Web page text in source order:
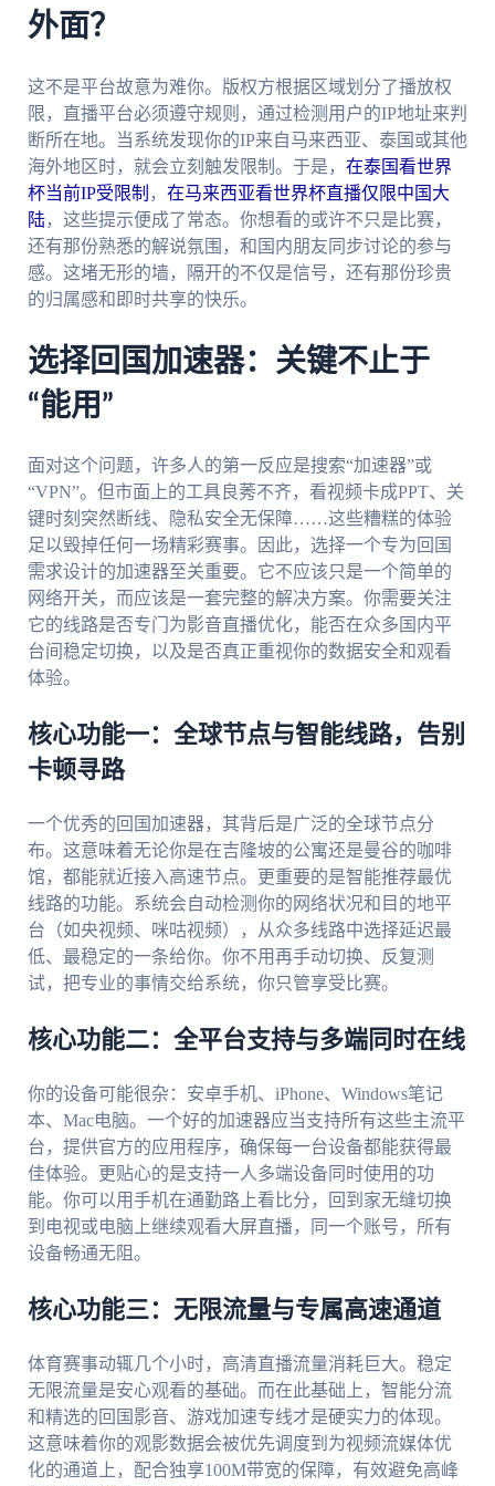
外面？
这不是平台故意为难你。版权方根据区域划分了播放权
限，直播平台必须遵守规则，通过检测用户的IP地址来判
断所在地。当系统发现你的IP来自马来西亚、泰国或其他
海外地区时，就会立刻触发限制。于是， 在泰国看世界
杯当前IP受限制 ， 在马来西亚看世界杯直播仅限中国大
陆，这些提示便成了常态。你想看的或许不只是比赛，
还有那份熟悉的解说氛围，和国内朋友同步讨论的参与
感。这堵无形的墙，隔开的不仅是信号，还有那份珍贵
的归属感和即时共享的快乐。
选择回国加速器：关键不止于
“能用”
面对这个问题，许多人的第一反应是搜索“加速器”或
“VPN”。但市面上的工具良莠不齐，看视频卡成PPT、关
键时刻突然断线、隐私安全无保障……这些糟糕的体验
足以毁掉任何一场精彩赛事。因此，选择一个专为回国
需求设计的加速器至关重要。它不应该只是一个简单的
网络开关，而应该是一套完整的解决方案。你需要关注
它的线路是否专门为影音直播优化，能否在众多国内平
台间稳定切换，以及是否真正重视你的数据安全和观看
体验。
核心功能一：全球节点与智能线路，告别
卡顿寻路
一个优秀的回国加速器，其背后是广泛的全球节点分
布。这意味着无论你是在吉隆坡的公寓还是曼谷的咖啡
馆，都能就近接入高速节点。更重要的是智能推荐最优
线路的功能。系统会自动检测你的网络状况和目的地平
台（如央视频、咪咕视频），从众多线路中选择延迟最
低、最稳定的一条给你。你不用再手动切换、反复测
试，把专业的事情交给系统，你只管享受比赛。
核心功能二：全平台支持与多端同时在线
你的设备可能很杂：安卓手机、iPhone、Windows笔记
本、Mac电脑。一个好的加速器应当支持所有这些主流平
台，提供官方的应用程序，确保每一台设备都能获得最
佳体验。更贴心的是支持一人多端设备同时使用的功
能。你可以用手机在通勤路上看比分，回到家无缝切换
到电视或电脑上继续观看大屏直播，同一个账号，所有
设备畅通无阻。
核心功能三：无限流量与专属高速通道
体育赛事动辄几个小时，高清直播流量消耗巨大。稳定
无限流量是安心观看的基础。而在此基础上，智能分流
和精选的回国影音、游戏加速专线才是硬实力的体现。
这意味着你的观影数据会被优先调度到为视频流媒体优
化的通道上，配合独享100M带宽的保障，有效避免高峰